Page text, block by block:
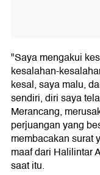
"Saya mengakui
kesalahan-
kesal, saya malu,
sendiri, diri saya
Merancang,
perjuangan yang
membacakan surat
maaf dari Halilintar
saat itu.